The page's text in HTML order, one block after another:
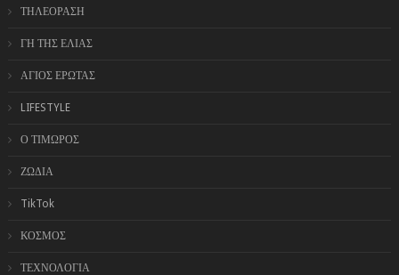
ΤΗΛΕΟΡΑΣΗ
ΓΗ ΤΗΣ ΕΛΙΑΣ
ΑΓΙΟΣ ΕΡΩΤΑΣ
LIFESTYLE
Ο ΤΙΜΩΡΟΣ
ΖΩΔΙΑ
TikTok
ΚΟΣΜΟΣ
ΤΕΧΝΟΛΟΓΙΑ